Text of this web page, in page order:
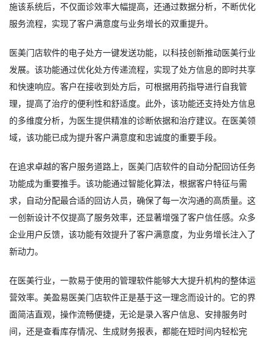
施该系统后，不仅面诊效率大幅提高，还通过数据分析，不断优化
服务流程，实现了客户满意度与业务增长的双重提升。
医美门店软件的电子处方一键发送功能，以科技创新推动医美行业
发展。该功能通过优化处方传递流程，实现了处方信息的即时共享
和快速响应。客户在接收到处方后，可根据用药指导进行自我管
理，提高了治疗的便利性和舒适度。此外，该功能还支持处方信息
的多维度分析，为医生提供精准的诊断依据和治疗建议。在医美领
域，该功能已成为提升客户满意度和忠诚度的重要手段。
在追求卓越的客户服务道路上，医美门店软件的自动分配回访任务
功能成为重要推手。该功能通过智能化算法，根据客户特征与需
求，自动分配最合适的回访人员，确保了每一次沟通的高质量。这
一创新设计不仅提高了服务效率，还显著增强了客户信任感。众多
企业用户反馈，该功能有效提升了客户满意度，为业务增长注入了
新动力。
在医美行业，一款易于使用的管理软件能够大大提升机构的整体运
营效率。美盈易医美门店软件正是基于这一理念而设计的。它的界
面简洁直观，操作流畅便捷，无论是录入客户信息、安排服务时
间，还是查看库存情况、生成财务报表，都能在短时间内轻松完